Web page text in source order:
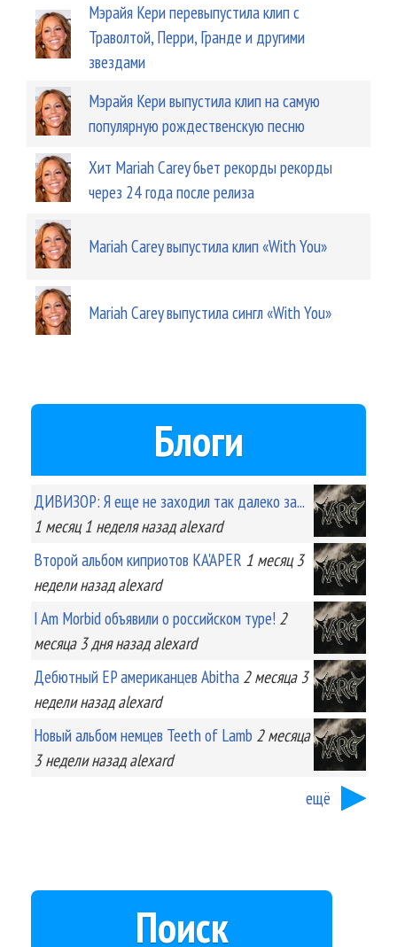
Мэрайя Кери перевыпустила клип с
Траволтой, Перри, Гранде и другими
звездами
Мэрайя Кери выпустила клип на самую
популярную рождественскую песню
Хит Mariah Carey бьет рекорды рекорды
через 24 года после релиза
Mariah Carey выпустила клип «With You»
Mariah Carey выпустила сингл «With You»
Блоги
ДИВИЗОР: Я еще не заходил так далеко за...
1 месяц 1 неделяназад alexard
Второй альбом киприотов KA'APER 1 месяц 3
неделиназад alexard
I Am Morbid объявили о российском туре! 2
месяца 3 дняназад alexard
Дебютный EP американцев Abitha 2 месяца 3
неделиназад alexard
Новый альбом немцев Teeth of Lamb 2 месяца
3 неделиназад alexard
ещё
Поиск